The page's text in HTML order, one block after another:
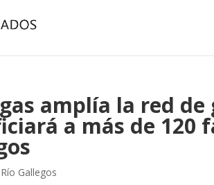
amplía la red de
a más de 120
Río Gallegos